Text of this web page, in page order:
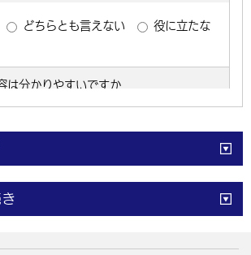
窓口の混雑状況
ご意見・ご要望